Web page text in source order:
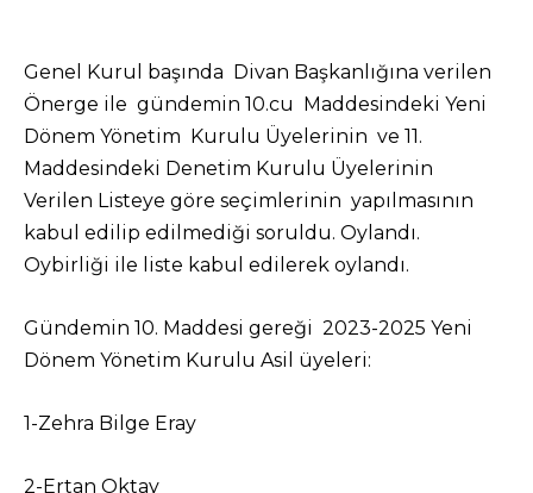
Genel Kurul başında Divan Başkanlığına verilen
Önerge ile gündemin 10.cu Maddesindeki Yeni
Dönem Yönetim Kurulu Üyelerinin ve 11.
Maddesindeki Denetim Kurulu Üyelerinin
Verilen Listeye göre seçimlerinin yapılmasının
kabul edilip edilmediği soruldu. Oylandı.
Oybirliği ile liste kabul edilerek oylandı.
Gündemin 10. Maddesi gereği 2023-2025 Yeni
Dönem Yönetim Kurulu Asil üyeleri:
1-Zehra Bilge Eray
2-Ertan Oktay